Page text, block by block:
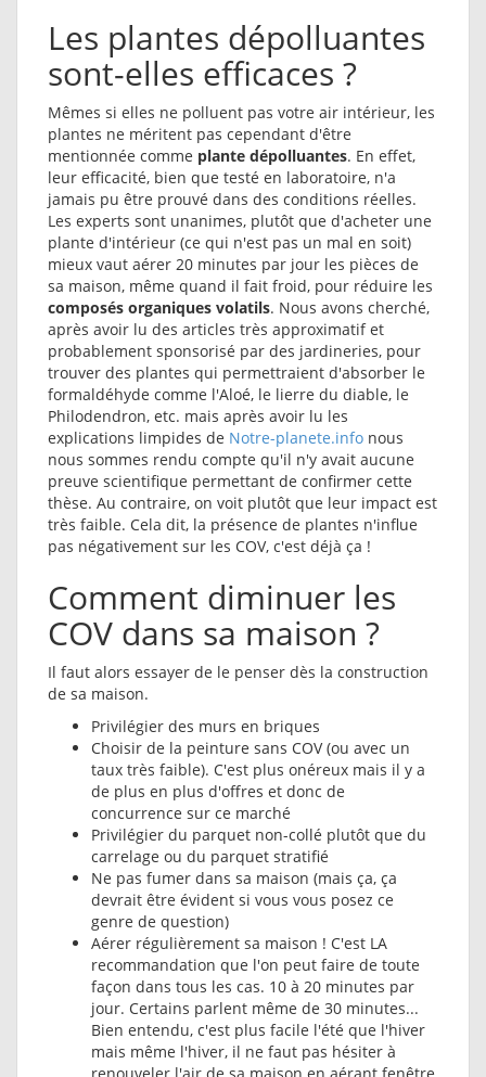
Les plantes dépolluantes
sont-elles efficaces ?
Mêmes si elles ne polluent pas votre air intérieur, les
plantes ne méritent pas cependant d'être
mentionnée comme plante dépolluantes. En effet,
leur efficacité, bien que testé en laboratoire, n'a
jamais pu être prouvé dans des conditions réelles.
Les experts sont unanimes, plutôt que d'acheter une
plante d'intérieur (ce qui n'est pas un mal en soit)
mieux vaut aérer 20 minutes par jour les pièces de
sa maison, même quand il fait froid, pour réduire les
composés organiques volatils. Nous avons cherché,
après avoir lu des articles très approximatif et
probablement sponsorisé par des jardineries, pour
trouver des plantes qui permettraient d'absorber le
formaldéhyde comme l'Aloé, le lierre du diable, le
Philodendron, etc. mais après avoir lu les
explications limpides de Notre-planete.info nous
nous sommes rendu compte qu'il n'y avait aucune
preuve scientifique permettant de confirmer cette
thèse. Au contraire, on voit plutôt que leur impact est
très faible. Cela dit, la présence de plantes n'influe
pas négativement sur les COV, c'est déjà ça !
Comment diminuer les
COV dans sa maison ?
Il faut alors essayer de le penser dès la construction
de sa maison.
Privilégier des murs en briques
Choisir de la peinture sans COV (ou avec un
taux très faible). C'est plus onéreux mais il y a
de plus en plus d'offres et donc de
concurrence sur ce marché
Privilégier du parquet non-collé plutôt que du
carrelage ou du parquet stratifié
Ne pas fumer dans sa maison (mais ça, ça
devrait être évident si vous vous posez ce
genre de question)
Aérer régulièrement sa maison ! C'est LA
recommandation que l'on peut faire de toute
façon dans tous les cas. 10 à 20 minutes par
jour. Certains parlent même de 30 minutes...
Bien entendu, c'est plus facile l'été que l'hiver
mais même l'hiver, il ne faut pas hésiter à